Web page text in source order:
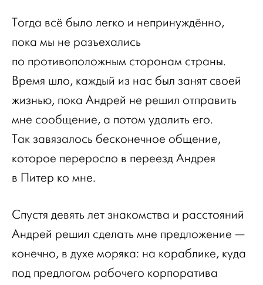
Тогда всё было легко и непринуждённо,
пока мы не разъехались
по противоположным сторонам страны.
Время шло, каждый из нас был занят своей
жизнью, пока Андрей не решил отправить
мне сообщение, а потом удалить его.
Так завязалось бесконечное общение,
которое переросло в переезд Андрея
в Питер ко мне.
Спустя девять лет знакомства и расстояний
Андрей решил сделать мне предложение —
конечно, в духе моряка: на кораблике, куда
под предлогом рабочего корпоратива